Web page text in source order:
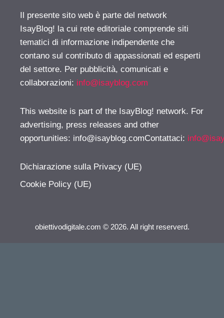
Il presente sito web è parte del network
IsayBlog! la cui rete editoriale comprende siti
tematici di informazione indipendente che
contano sul contributo di appassionati ed esperti
del settore. Per pubblicità, comunicati e
collaborazioni: info@isayblog.com
This website is part of the IsayBlog! network. For
advertising, press releases and other
opportunities: info@isayblog.comContattaci:
Dichiarazione sulla Privacy (UE)
Cookie Policy (UE)
obiettivodigitale.com © 2026. All right reserverd.